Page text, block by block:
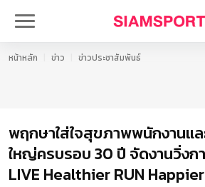
หน้าหลัก ข่าว ข่าวประชาสัมพันธ์
พฤกษาใส่ใจสุขภาพพนักงานแ
ใหญ่ครบรอบ 30 ปี จัดงานวิ่งก
LIVE Healthier RUN